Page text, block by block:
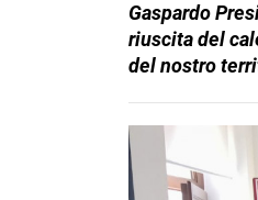
Gaspardo
riuscita del
del nostro